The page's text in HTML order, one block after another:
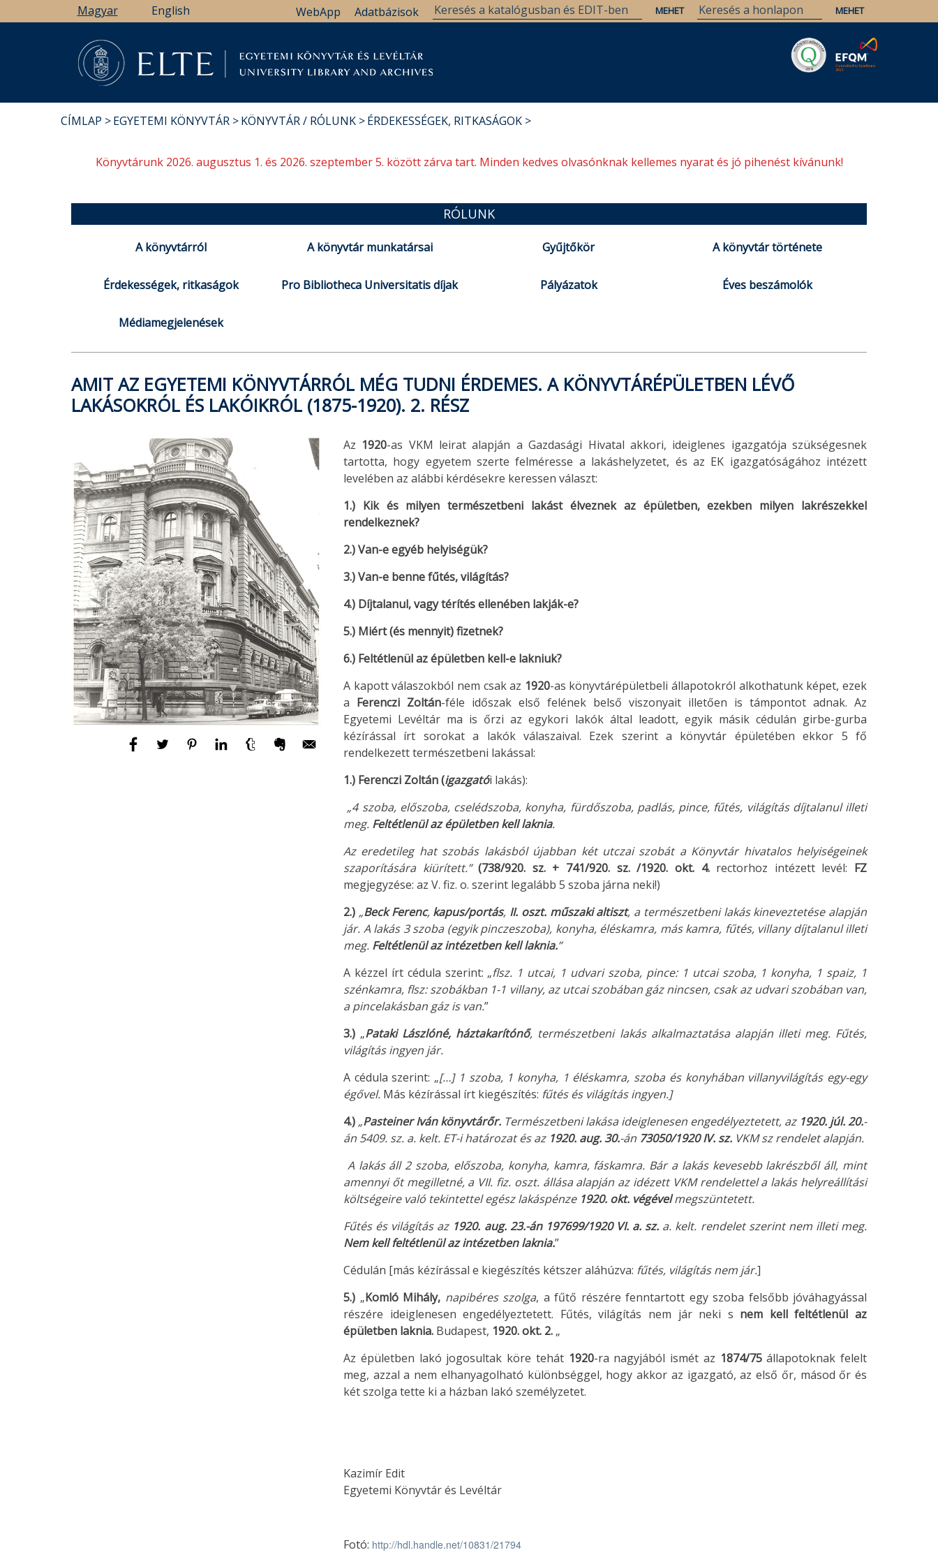
a
Magyar English Adatbázisok
WebApp
CÍMLAP EGYETEMI KÖNYVTÁR KÖNYVTÁR / RÓLUNK ÉRDEKESSÉGEK, RITKASÁGOK
Könyvtárunk 2026. augusztus 1. és 2026. szeptember 5. között zárva tart. Minden kedves olvasónknak kellemes nyarat és jó pihenést kívánunk!
RÓLUNK
A könyvtárról A könyvtár munkatársai Gyűjtőkör A könyvtár története
Érdekességek, ritkaságok Pro Bibliotheca Universitatis díjak Pályázatok Éves beszámolók
Médiamegjelenések
AMIT AZ EGYETEMI KÖNYVTÁRRÓL MÉG TUDNI ÉRDEMES. A KÖNYVTÁRÉPÜLETBEN LÉVŐ
LAKÁSOKRÓL ÉS LAKÓIKRÓL (1875-1920). 2. RÉSZ
Az 1920-as VKM leirat alapján a Gazdasági Hivatal akkori, ideiglenes igazgatója szükségesnek
tartotta, hogy egyetem szerte felméresse a lakáshelyzetet, és az EK igazgatóságához intézett
levelében az alábbi kérdésekre keressen választ:
1.) Kik és milyen természetbeni lakást élveznek az épületben, ezekben milyen lakrészekkel
rendelkeznek?
2.)Van-e egyéb helyiségük?
3.)Van-e benne fűtés, világítás?
4.) Díjtalanul, vagy térítés ellenében lakják-e?
5.) Miért (és mennyit) fizetnek?
6.) Feltétlenül az épületben kell-e lakniuk?
A kapott válaszokból nem csak az 1920-as könyvtárépületbeli állapotokról alkothatunk képet, ezek
a Ferenczi Zoltán-féle időszak első felének belső viszonyait illetően is támpontot adnak. Az
Egyetemi Levéltár ma is őrzi az egykori lakók által leadott, egyik másik cédulán girbe-gurba
kézírással írt sorokat a lakók válaszaival. Ezek szerint a könyvtár épületében ekkor 5 fő
rendelkezett természetbeni lakással:
1.) Ferenczi Zoltán (igazgatói lakás):
„4 szoba, előszoba, cselédszoba, konyha, fürdőszoba, padlás, pince, fűtés, világítás díjtalanul illeti
meg. Feltétlenül az épületben kell laknia.
Az eredetileg hat szobás lakásból újabban két utczai szobát a Könyvtár hivatalos helyiségeinek
szaporítására kiürített.”(738/920. sz. + 741/920. sz. /1920. okt. 4.rectorhoz intézett levél: FZ
megjegyzése: az V. fiz. o. szerint legalább 5 szoba járna neki!)
2.) „Beck Ferenc, kapus/portás, II. oszt. műszaki altiszt, a természetbeni lakás kineveztetése alapján
jár. A lakás 3 szoba (egyik pinczeszoba), konyha, éléskamra, más kamra, fűtés, villany díjtalanul illeti
meg. Feltétlenül az intézetben kell laknia.”
A kézzel írt cédula szerint: „flsz. 1 utcai, 1 udvari szoba, pince: 1 utcai szoba, 1 konyha, 1 spaiz, 1
szénkamra, flsz: szobákban 1-1 villany, az utcai szobában gáz nincsen, csak az udvari szobában van,
a pincelakásban gáz is van.”
3.) „Pataki Lászlóné, háztakarítónő, természetbeni lakás alkalmaztatása alapján illeti meg. Fűtés,
világítás ingyen jár.
A cédula szerint: „[…] 1 szoba, 1 konyha, 1 éléskamra, szoba és konyhában villanyvilágítás egy-egy
égővel. Más kézírással írt kiegészítés: fűtés és világítás ingyen.]
4.) „Pasteiner Iván könyvtárőr. Természetbeni lakása ideiglenesen engedélyeztetett, az 1920. júl. 20.-
án 5409. sz. a. kelt. ET-i határozat és az 1920. aug. 30.-án 73050/1920 IV. sz. VKM sz rendelet alapján.
A lakás áll 2 szoba, előszoba, konyha, kamra, fáskamra. Bár a lakás kevesebb lakrészből áll, mint
amennyi őt megilletné, a VII. fiz. oszt. állása alapján az idézett VKM rendelettel a lakás helyreállítási
költségeire való tekintettel egész lakáspénze 1920. okt. végévelmegszüntetett.
Fűtés és világítás az 1920. aug. 23.-án 197699/1920 VI. a. sz. a. kelt. rendelet szerint nem illeti meg.
Nem kell feltétlenül az intézetben laknia.”
Cédulán [más kézírással e kiegészítés kétszer aláhúzva: fűtés, világítás nem jár.]
5.) „Komló Mihály, napibéres szolga, a fűtő részére fenntartott egy szoba felsőbb jóváhagyással
részére ideiglenesen engedélyeztetett. Fűtés, világítás nem jár neki s nem kell feltétlenül az
épületben laknia. Budapest, 1920. okt. 2. „
Az épületben lakó jogosultak köre tehát 1920-ra nagyjából ismét az 1874/75állapotoknak felelt
meg, azzal a nem elhanyagolható különbséggel, hogy akkor az igazgató, az első őr, másod őr és
két szolga tette ki a házban lakó személyzetet.
Kazimír Edit
Egyetemi Könyvtár és Levéltár
Fotó: http://hdl.handle.net/10831/21794